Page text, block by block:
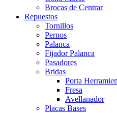
Brocas de Centrar
Repuestos
Tornillos
Pernos
Palanca
Fijador Palanca
Pasadores
Bridas
Porta
Fresa
Avellanador
Placas Bases